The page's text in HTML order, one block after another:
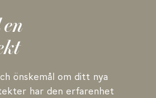
en
önskemål om ditt nya
har den erfarenhet